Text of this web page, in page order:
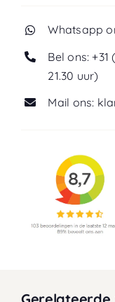
Whatsapp
Bel ons:
21.30 uur)
Mail ons: